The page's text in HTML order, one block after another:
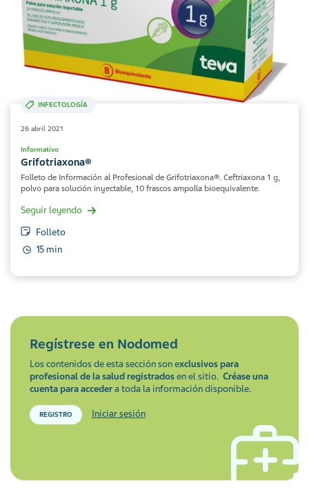
INFECTOLOGÍA
26 abril 2021
Informativo
Grifotriaxona®
Folleto de Información al Profesional de Grifotriaxona®. Ceftriaxona 1 g,
polvo para solución inyectable, 10 frascos ampolla bioequivalente.
Seguir leyendo
Folleto
15 min
Regístrese en Nodomed
Los contenidos de esta sección son exclusivos para
profesional de la salud registradosen el sitio. Créase una
cuenta para accedera toda la información disponible.
REGISTRO Iniciar sesión